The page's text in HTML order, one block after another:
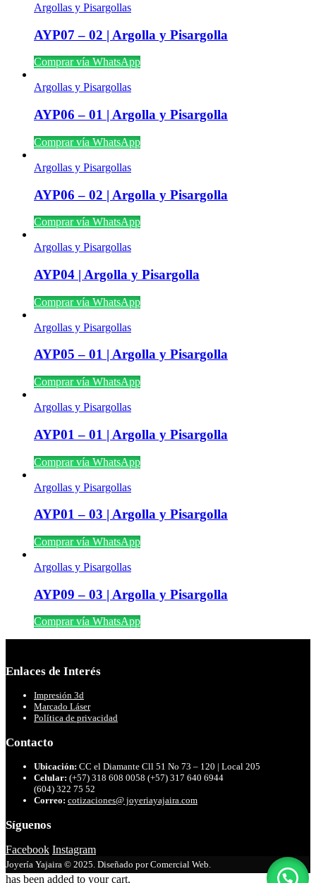
Argollas y Pisargollas
AYP07 – 02 | Argolla y Pisargolla
Comprar vía WhatsApp
Argollas y Pisargollas
AYP06 – 01 | Argolla y Pisargolla
Comprar vía WhatsApp
Argollas y Pisargollas
AYP06 – 02 | Argolla y Pisargolla
Comprar vía WhatsApp
Argollas y Pisargollas
AYP04 | Argolla y Pisargolla
Comprar vía WhatsApp
Argollas y Pisargollas
AYP05 – 01 | Argolla y Pisargolla
Comprar vía WhatsApp
Argollas y Pisargollas
AYP01 – 01 | Argolla y Pisargolla
Comprar vía WhatsApp
Argollas y Pisargollas
AYP01 – 03 | Argolla y Pisargolla
Comprar vía WhatsApp
Argollas y Pisargollas
AYP09 – 03 | Argolla y Pisargolla
Comprar vía WhatsApp
Enlaces de Interés
Impresión 3d
Marcado Láser
Política de privacidad
Contacto
Ubicación: CC el Diamante Cll 51 No 73 – 120 | Local 205
Celular: (+57) 318 608 0058 (+57) 317 640 6944
(604) 322 75 52
Correo: cotizaciones@ joyeriayajaira.com
Síguenos
Facebook Instagram
Joyería Yajaira © 2025. Diseñado por Comercial Web.
has been added to your cart.